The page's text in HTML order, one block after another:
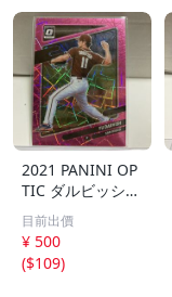
2021 PANINI OP
TIC ダルビッシュ
有 249枚限定
シリアルカード
パドレス
目前出價
¥ 500
($109)